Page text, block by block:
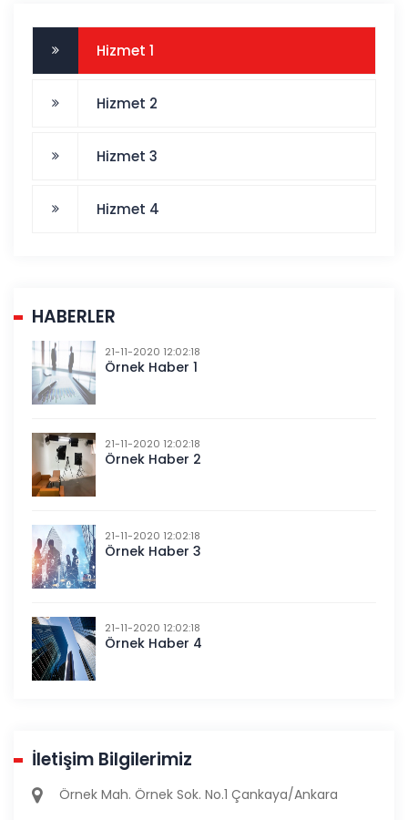
Hizmet 1
Hizmet 2
Hizmet 3
Hizmet 4
HABERLER
21-11-2020 12:02:18
Örnek Haber 1
21-11-2020 12:02:18
Örnek Haber 2
21-11-2020 12:02:18
Örnek Haber 3
21-11-2020 12:02:18
Örnek Haber 4
İletişim Bilgilerimiz
Örnek Mah. Örnek Sok. No.1 Çankaya/Ankara